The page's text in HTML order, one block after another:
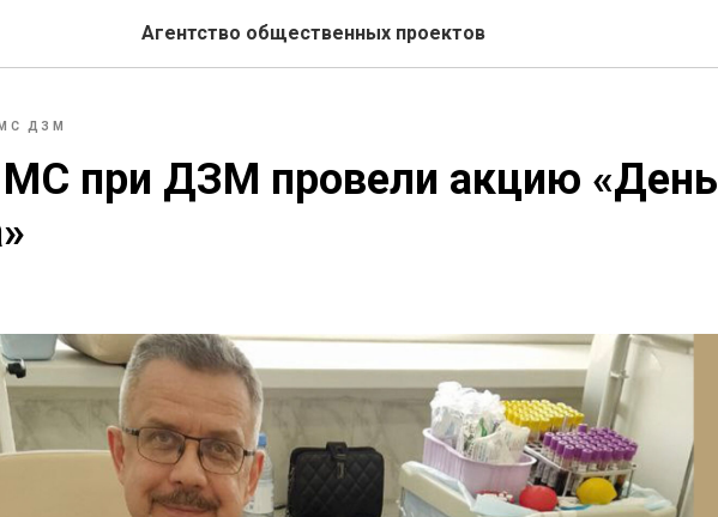
Агентство общественных проектов
МС ДЗМ
при ДЗМ провели акцию «День